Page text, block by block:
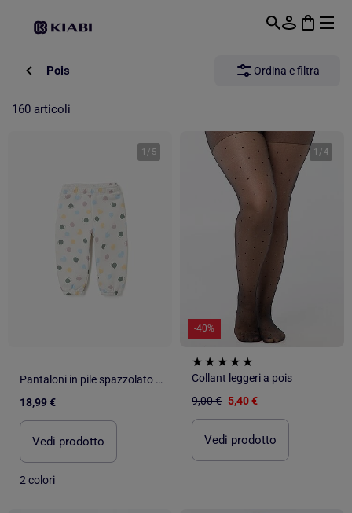
Pois Ordina e filtra
160 articoli
1 / 5
Pantaloni in pile spazzolato con motivo a pois
18,99 €
Vedi prodotto
2 colori
1 /4
-40%
Collant leggeri a pois
9,00 € 5,40 €
Vedi prodotto